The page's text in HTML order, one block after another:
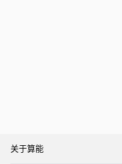
关于算能